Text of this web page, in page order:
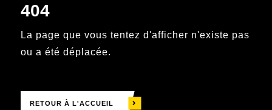
404
La page que vous tentez d'afficher n'existe pas
ou a été déplacée.
RETOUR À L'ACCUEIL